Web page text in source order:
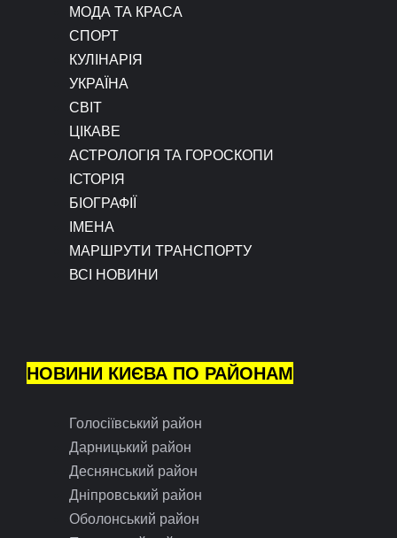
МОДА ТА КРАСА
СПОРТ
КУЛІНАРІЯ
УКРАЇНА
СВІТ
ЦІКАВЕ
АСТРОЛОГІЯ ТА ГОРОСКОПИ
ІСТОРІЯ
БІОГРАФІЇ
ІМЕНА
МАРШРУТИ ТРАНСПОРТУ
ВСІ НОВИНИ
НОВИНИ КИЄВА ПО РАЙОНАМ
Голосіївський район
Дарницький район
Деснянський район
Дніпровський район
Оболонський район